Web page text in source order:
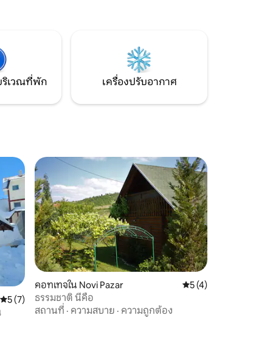
เวณที่พัก เครื่องปรับอากาศ
คะแนนเฉลี่ย 5 จาก 5, 7 รีวิว
5 (7)
คอทเทจใน Novi Pazar คะแนนเฉลี่ย 5 จา
5 (4)
ธรรมชาติ นี่คือ
สถานที่ · ความสบาย · ความถูกต้อง